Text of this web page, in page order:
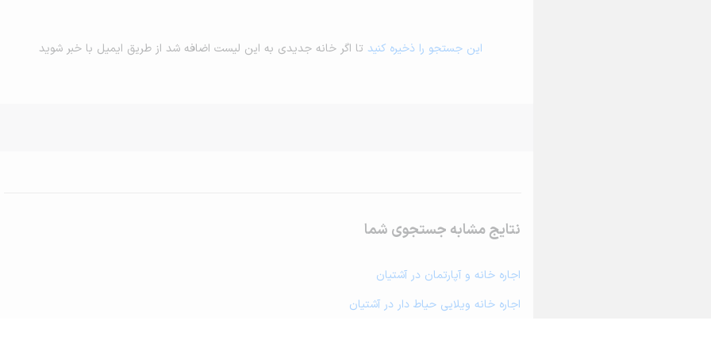
این جستجو را ذخیره کنید تا اگر خانه جدیدی به این لیست اضافه شد از طریق ایمیل با خبر شوید
نتایج مشابه جستجوی شما
اجاره خانه و آپارتمان در آشتیان
اجاره خانه ویلایی حیاط دار در آشتیان